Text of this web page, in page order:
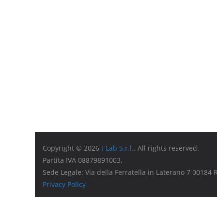
Copyright © 2026 I-Lab S.r.l.. All rights reserved.
Partita IVA 08879891003.
Sede Legale: Via della Ferratella in Laterano 7 00184
Privacy Policy